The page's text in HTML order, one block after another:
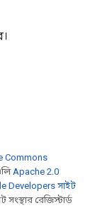
Commons
Apache 2.0
Developers সাইট
রেজিস্টার্ড